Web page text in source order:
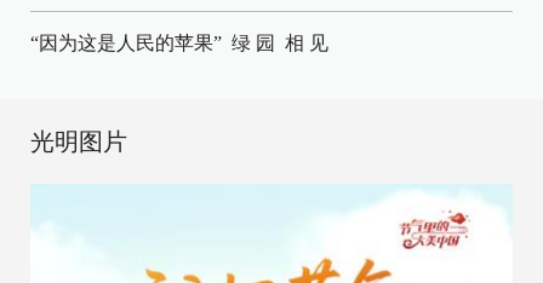
“因为这是人民的苹果” 绿 园 相 见
光明图片